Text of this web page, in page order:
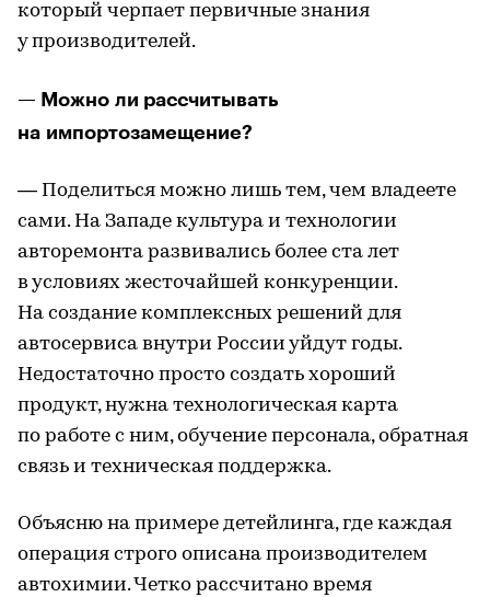
который черпает первичные знания
у производителей.
— Можно ли рассчитывать
на импортозамещение?
— Поделиться можно лишь тем, чем владеете
сами. На Западе культура и технологии
авторемонта развивались более ста лет
в условиях жесточайшей конкуренции.
На создание комплексных решений для
автосервиса внутри России уйдут годы.
Недостаточно просто создать хороший
продукт, нужна технологическая карта
по работе с ним, обучение персонала, обратная
связь и техническая поддержка.
Объясню на примере детейлинга, где каждая
операция строго описана производителем
автохимии. Четко рассчитано время